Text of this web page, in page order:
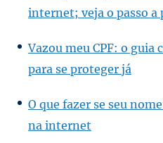
internet; veja o passo a
Vazou meu CPF: o guia
para se proteger já
O que fazer se seu
na internet